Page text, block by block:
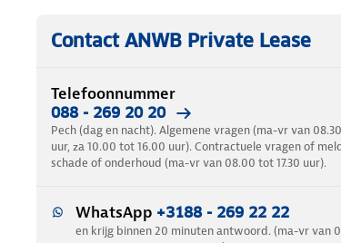
Contact ANWB Private Lease
Telefoonnummer
088 - 269 20 20
Pech (dag en nacht). Algemene vragen (ma-vr van
uur, za 10.00 tot 16.00 uur). Contractuele vragen of
schade of onderhoud (ma-vr van 08.00 tot 17.30 uur).
WhatsApp +3188 - 269 22 22
en krijg binnen 20 minuten antwoord. (ma-vr van